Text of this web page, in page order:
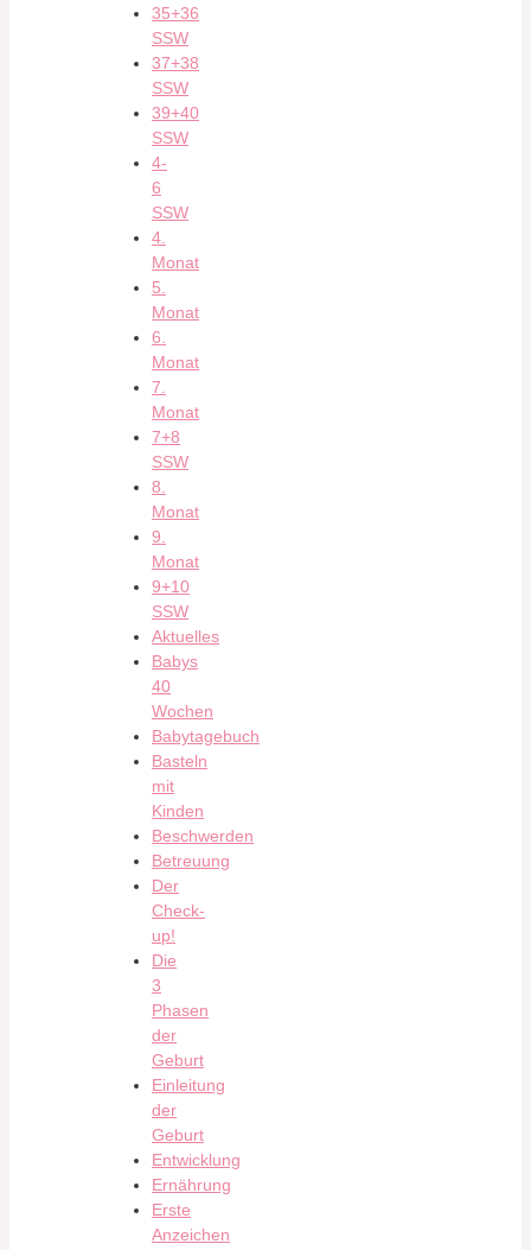
35+36
SSW
37+38
SSW
39+40
SSW
4-
6
SSW
4.
Monat
5.
Monat
6.
Monat
7.
Monat
7+8
SSW
8.
Monat
9.
Monat
9+10
SSW
Aktuelles
Babys
40
Wochen
Babytagebuch
Basteln
mit
Kinden
Beschwerden
Betreuung
Der
Check-
up!
Die
3
Phasen
der
Geburt
Einleitung
der
Geburt
Entwicklung
Ernährung
Erste
Anzeichen